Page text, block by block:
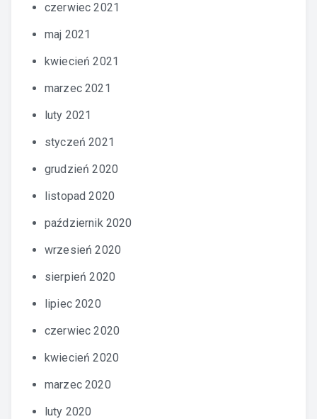
czerwiec 2021
maj 2021
kwiecień 2021
marzec 2021
luty 2021
styczeń 2021
grudzień 2020
listopad 2020
październik 2020
wrzesień 2020
sierpień 2020
lipiec 2020
czerwiec 2020
kwiecień 2020
marzec 2020
luty 2020